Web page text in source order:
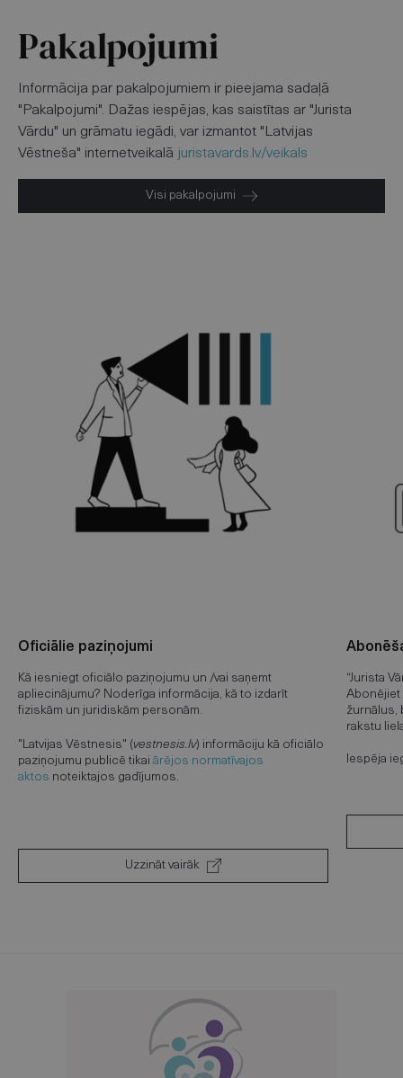
Pakalpojumi
Informācija par pakalpojumiem ir pieejama sadaļā
"Pakalpojumi". Dažas iespējas, kas saistītas ar "Jurista
Vārdu" un grāmatu iegādi, var izmantot "Latvijas
Vēstneša" internetveikalā juristavards.lv/veikals
Visi pakalpojumi
Oficiālie paziņojumi
Kā iesniegt oficiālo paziņojumu un /vai saņemt
apliecinājumu? Noderīga informācija, kā to izdarīt
fiziskām un juridiskām personām.
"Latvijas Vēstnesis" (vestnesis.lv) informāciju kā oficiālo
paziņojumu publicē tikai ārējos normatīvajos
aktos noteiktajos gadījumos.
Uzzināt vairāk
“Jurista
Abonējiet
žurnālus,
rakstu
Iespēja